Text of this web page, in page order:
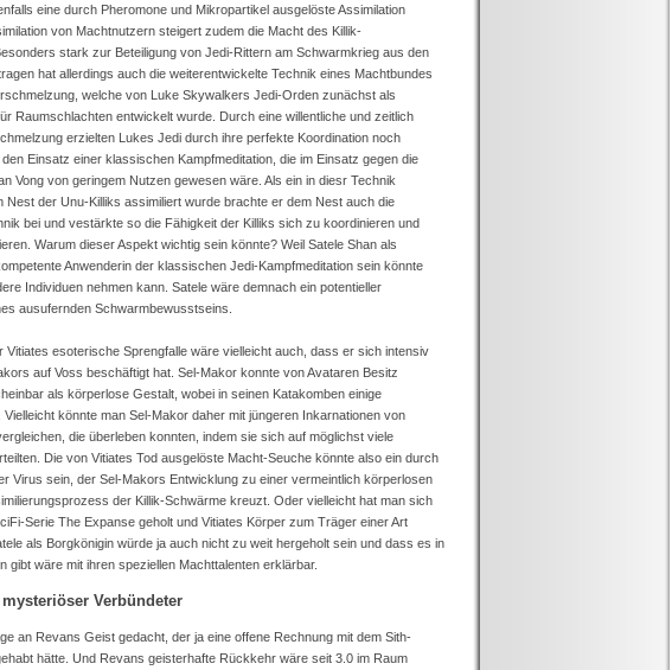
eine durch Pheromone und Mikropartikel ausgelöste Assimilation
von Machtnutzern steigert zudem die Macht des Killik-
stark zur Beteiligung von Jedi-Rittern am Schwarmkrieg aus den
hat allerdings auch die weiterentwickelte Technik eines Machtbundes
welche von Luke Skywalkers Jedi-Orden zunächst als
Raumschlachten entwickelt wurde. Durch eine willentliche und zeitlich
erzielten Lukes Jedi durch ihre perfekte Koordination noch
Einsatz einer klassischen Kampfmeditation, die im Einsatz gegen die
Vong von geringem Nutzen gewesen wäre. Als ein in diesr Technik
Nest der Unu-Killiks assimiliert wurde brachte er dem Nest auch die
bei und vestärkte so die Fähigkeit der Killiks sich zu koordinieren und
Warum dieser Aspekt wichtig sein könnte? Weil Satele Shan als
Anwenderin der klassischen Jedi-Kampfmeditation sein könnte
Individuen nehmen kann. Satele wäre demnach ein potentieller
ausufernden Schwarmbewusstseins.
Vitiates esoterische Sprengfalle wäre vielleicht auch, dass er sich intensiv
auf Voss beschäftigt hat. Sel-Makor konnte von Avataren Besitz
als körperlose Gestalt, wobei in seinen Katakomben einige
könnte man Sel-Makor daher mit jüngeren Inkarnationen von
die überleben konnten, indem sie sich auf möglichst viele
Die von Vitiates Tod ausgelöste Macht-Seuche könnte also ein durch
Virus sein, der Sel-Makors Entwicklung zu einer vermeintlich körperlosen
der Killik-Schwärme kreuzt. Oder vielleicht hat man sich
Serie The Expanse geholt und Vitiates Körper zum Träger einer Art
als Borgkönigin würde ja auch nicht zu weit hergeholt sein und dass es in
gibt wäre mit ihren speziellen Machttalenten erklärbar.
Verbündeter
an Revans Geist gedacht, der ja eine offene Rechnung mit dem Sith-
hätte. Und Revans geisterhafte Rückkehr wäre seit 3.0 im Raum